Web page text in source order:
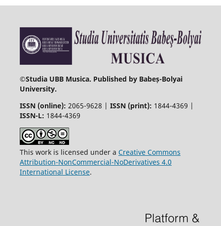
©Studia UBB Musica. Published by Babeș-Bolyai
University.
ISSN (online): 2065-9628 | ISSN (print): 1844-4369 |
ISSN-L: 1844-4369
This work is licensed under a Creative Commons
Attribution-NonCommercial-NoDerivatives 4.0
International License.